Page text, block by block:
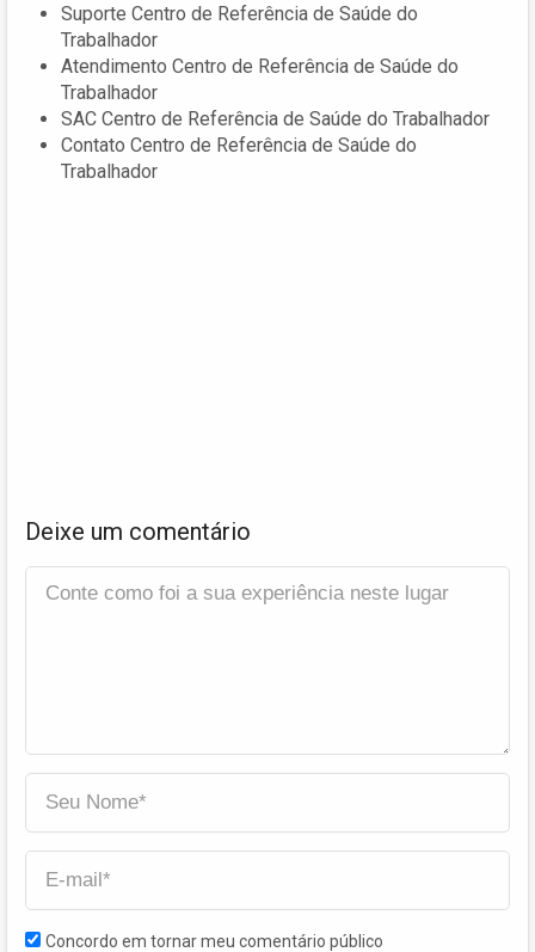
Suporte Centro de Referência de Saúde do
Trabalhador
Atendimento Centro de Referência de Saúde do
Trabalhador
SAC Centro de Referência de Saúde do Trabalhador
Contato Centro de Referência de Saúde do
Trabalhador
Deixe um comentário
Concordo em tornar meu comentário público